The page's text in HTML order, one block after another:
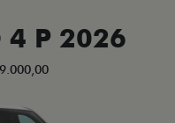
4 P 2026